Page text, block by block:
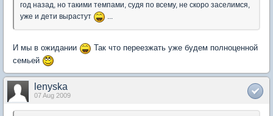
год назад, но такими темпами, судя по всему, не скоро заселимся,
уже и дети вырастут
...
И мы в ожидании
Так что переезжать уже будем полноценной
семьей
lenyska
07 Aug 2009